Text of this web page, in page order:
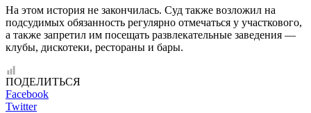
На этом история не закончилась. Суд также возложил на
подсудимых обязанность регулярно отмечаться у участкового,
а также запретил им посещать развлекательные заведения —
клубы, дискотеки, рестораны и бары.
ПОДЕЛИТЬСЯ
Facebook
Twitter